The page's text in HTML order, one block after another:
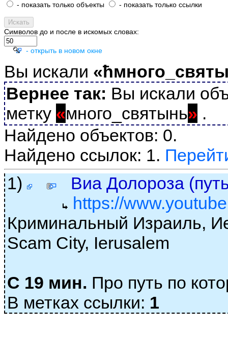
- показать только объекты
- показать только ссылки
Символов до и после в искомых словах:
- открыть в новом окне
Вы искали
Вернее так: Вы искали
метку «много_святынь» .
Найдено объектов: 0.
Найдено ссылок: 1.
1)
Виа Долороза
https://
Криминальный Израиль,
Scam City, Ierusalem
С 19 мин. Про путь по
В метках ссылки: 1